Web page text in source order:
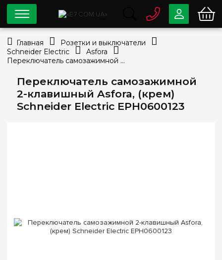
Переключатель самозажимной
2-клавишный Asfora, (крем)
Schneider Electric EPH0600123
0 80033-63-07
info@e7.com.ua
Viber Telegram
Главная
Розетки и выключатели
Schneider Electric
Asfora
Переключатель самозажимной 2-клавишный Asfora, (крем) Schneider Electric EPH0600123